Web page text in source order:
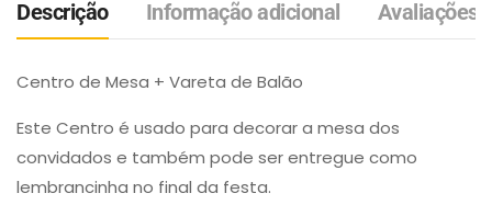
Descrição Informação adicional Avaliações
Centro de Mesa + Vareta de Balão
Este Centro é usado para decorar a mesa dos
convidados e também pode ser entregue como
lembrancinha no final da festa.